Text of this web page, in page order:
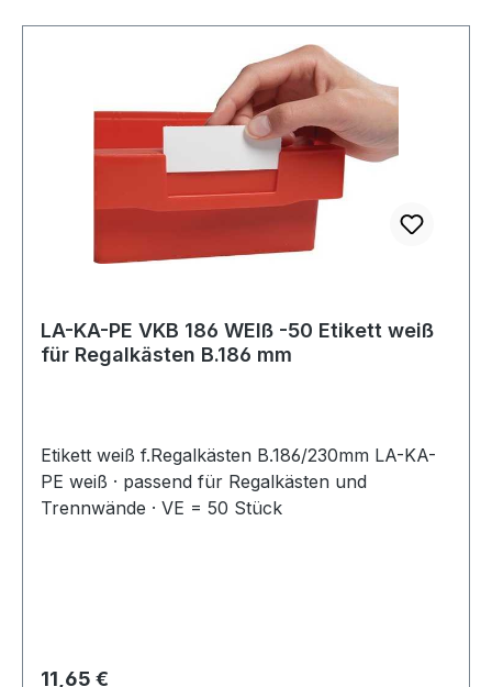
LA-KA-PE VKB 186 WEIß -50 Etikett weiß
für Regalkästen B.186 mm
Etikett weiß f.Regalkästen B.186/230mm LA-KA-
PE weiß · passend für Regalkästen und
Trennwände · VE = 50 Stück
Regulärer Preis:
11,65 €